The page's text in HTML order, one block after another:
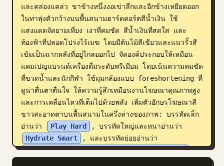
และคล่องแคล่ว ขาข้างหนึ่งงอเข่าลึกและอีกข้างเหยียดออก
ในท่าพุ่งตัวกว้างบนพื้นสนามฮาร์ดคอร์ตสีน้ำเงิน ใช้
แสงแดดจัดยามเที่ยง เงาที่คมชัด สีน้ำเงินที่สดใส และ
ท้องฟ้าที่ปลอดโปร่งไร้เมฆ โดยมีต้นไม้สีเขียวและแนวรั้วสี
เข้มเป็นฉากหลังที่อยู่ไกลออกไป จัดองค์ประกอบให้เหมือน
แคมเปญแบรนด์เครื่องดื่มระดับพรีเมียม โดยเน้นความคมชัด
ที่ขวดน้ำและนักกีฬา ใช้มุมกล้องแบบ foreshortening ที่
ดูน่าตื่นตาตื่นใจ ให้ความรู้สึกเหมือนงานโฆษณาคุณภาพสูง
และการเคลื่อนไหวที่เต็มไปด้วยพลัง เพิ่มตัวอักษรโฆษณาสี
ขาวสะอาดตาบนพื้นสนามในครึ่งล่างของภาพ: บรรทัดเล็ก
อ่านว่า
Play Hard
, บรรทัดใหญ่และหนาอ่านว่า
Hydrate Smart
, และบรรทัดย่อยอ่านว่า
Hydration that keeps up with every move.